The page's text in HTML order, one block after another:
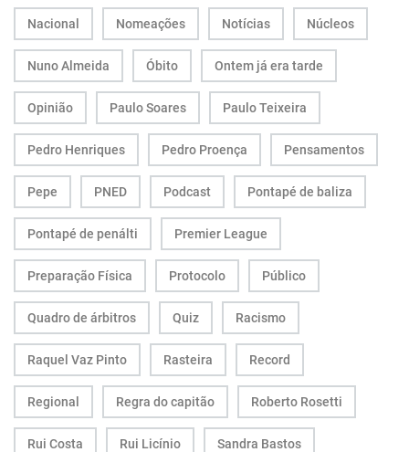
Nacional Nomeações Notícias Núcleos
Nuno Almeida Óbito Ontem já era tarde
Opinião Paulo Soares Paulo Teixeira
Pedro Henriques Pedro Proença Pensamentos
Pepe PNED Podcast Pontapé de baliza
Pontapé de penálti Premier League
Preparação Física Protocolo Público
Quadro de árbitros Quiz Racismo
Raquel Vaz Pinto Rasteira Record
Regional Regra do capitão Roberto Rosetti
Rui Costa Rui Licínio Sandra Bastos